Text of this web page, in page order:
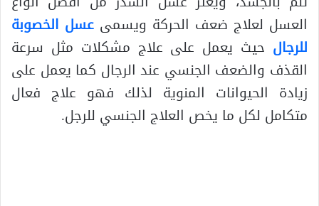
العسل لعلاج ضعف الحركة ويسمى عسل الخصوبة
للرجال حيث يعمل على علاج مشكلات مثل سرعة
القذف والضعف الجنسي عند الرجال كما يعمل على
زيادة الحيوانات المنوية لذلك فهو علاج فعال
متكامل لكل ما يخص العلاج الجنسي للرجل.